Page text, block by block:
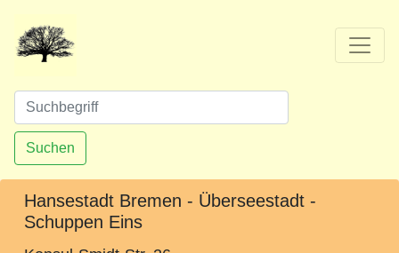
Suchen
Hansestadt Bremen - Überseestadt -
Schuppen Eins